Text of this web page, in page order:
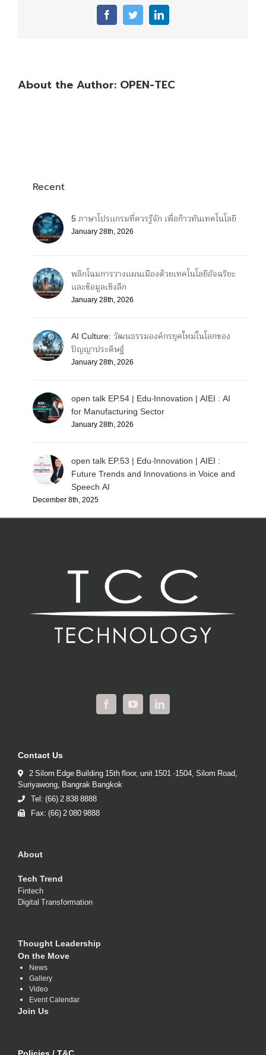
FacebookTwitterLinkedIn
About the Author: OPEN-TEC
Recent
5 ภาษาโปรแกรมที่ควรรู้จัก เพื่อก้าวทันเทคโนโลยี
January 28th, 2026
พลิกโฉมการวางแผนเมืองด้วยเทคโนโลยีอัจฉริยะ
และข้อมูลเชิงลึก
January 28th, 2026
AI Culture: วัฒนธรรมองค์กรยุคใหม่ในโลกของ
ปัญญาประดิษฐ์
January 28th, 2026
open talk EP.54 | Edu-Innovation | AIEI : AI
for Manufacturing Sector
January 28th, 2026
open talk EP.53 | Edu-Innovation | AIEI :
Future Trends and Innovations in Voice and
Speech AI
December 8th, 2025
Contact Us
2 Silom Edge Building 15th floor, unit 1501 -1504, Silom Road,
Suriyawong, Bangrak Bangkok
Tel: (66) 2 838 8888
Fax: (66) 2 080 9888
About
Tech Trend
Fintech
Digital Transformation
Thought Leadership
On the Move
News
Gallery
Video
Event Calendar
Join Us